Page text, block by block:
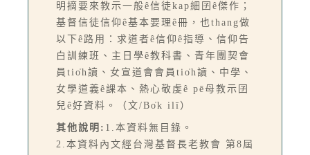
明摘要來教示一般ê信徒kap細囝ê傑作；
基督信徒信仰ê基本要理ê冊，也thang做
以下ê路用：求道者ê信仰ê指導、信仰告
白訓練班、主日學ê教科書、青年團契會
員tio̍h讀、女宣道會會員tio̍h讀、中學、
女學道義ê課本、熱心敬虔ê pē母教示囝
兒ê好資料。（文/Bo̍k ilī）
其他說明: 1.本資料無目錄。
2.本資料內文經台灣基督長老教會 第8屆